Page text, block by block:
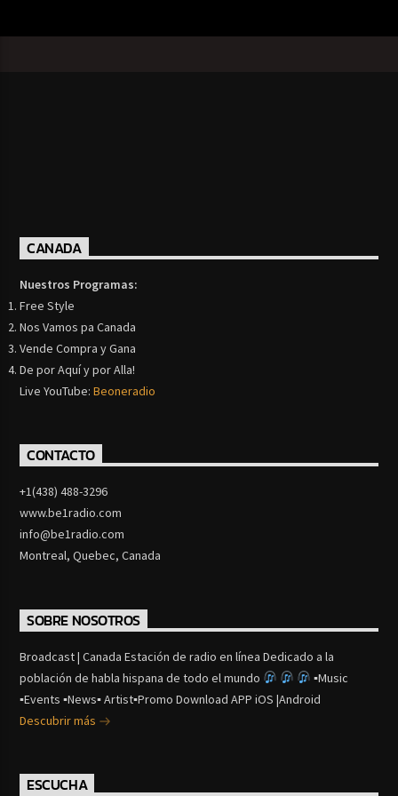
CANADA
Nuestros Programas:
Free Style
Nos Vamos pa Canada
Vende Compra y Gana
De por Aquí y por Alla!
Live YouTube:Beoneradio
CONTACTO
+1(438) 488-3296
www.be1radio.com
info@be1radio.com
Montreal, Quebec, Canada
SOBRE NOSOTROS
Broadcast | Canada Estación de radio en línea Dedicado a la
población de habla hispana de todo el mundo
▪Music
▪Events ▪News▪ Artist▪Promo Download APP iOS |Android
Descubrir más
ESCUCHA